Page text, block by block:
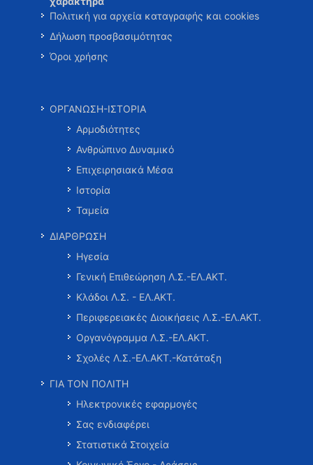
Πολιτική για αρχεία καταγραφής και cookies
Δήλωση προσβασιμότητας
Όροι χρήσης
ΟΡΓΑΝΩΣΗ-ΙΣΤΟΡΙΑ
Αρμοδιότητες
Ανθρώπινο Δυναμικό
Επιχειρησιακά Μέσα
Ιστορία
Ταμεία
ΔΙΑΡΘΡΩΣΗ
Ηγεσία
Γενική Επιθεώρηση Λ.Σ.-ΕΛ.ΑΚΤ.
Κλάδοι Λ.Σ. - ΕΛ.ΑΚΤ.
Περιφερειακές Διοικήσεις Λ.Σ.-ΕΛ.ΑΚΤ.
Οργανόγραμμα Λ.Σ.-ΕΛ.ΑΚΤ.
Σχολές Λ.Σ.-ΕΛ.ΑΚΤ.-Κατάταξη
ΓΙΑ ΤΟΝ ΠΟΛΙΤΗ
Ηλεκτρονικές εφαρμογές
Σας ενδιαφέρει
Στατιστικά Στοιχεία